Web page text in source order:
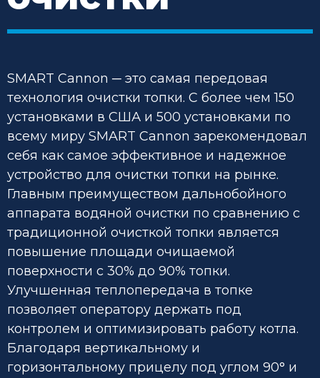
SMART Cannon ─ это самая передовая
технология очистки топки. С более чем 150
установками в США и 500 установками по
всему миру SMART Cannon зарекомендовал
себя как самое эффективное и надежное
устройство для очистки топки на рынке.
Главным преимуществом дальнобойного
аппарата водяной очистки по сравнению с
традиционной очисткой топки является
повышение площади очищаемой
поверхности с 30% до 90% топки.
Улучшенная теплопередача в топке
позволяет оператору держать под
контролем и оптимизировать работу котла.
Благодаря вертикальному и
горизонтальному прицелу под углом 90° и